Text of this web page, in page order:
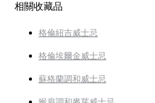
相關收藏品
格倫紐吉威士忌
格倫埃爾金威士忌
蘇格蘭調和威士忌